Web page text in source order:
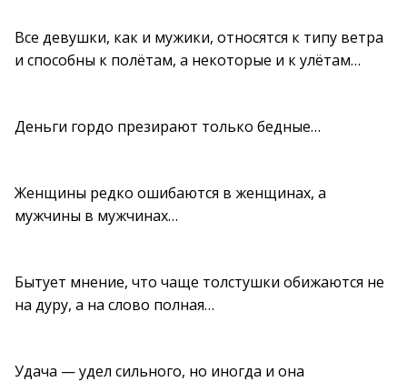
Все девушки, как и мужики, относятся к типу ветра
и способны к полётам, а некоторые и к улётам…
Деньги гордо презирают только бедные…
Женщины редко ошибаются в женщинах, а
мужчины в мужчинах…
Бытует мнение, что чаще толстушки обижаются не
на дуру, а на слово полная…
Удача — удел сильного, но иногда и она